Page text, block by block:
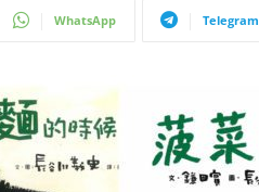
WhatsApp Telegram